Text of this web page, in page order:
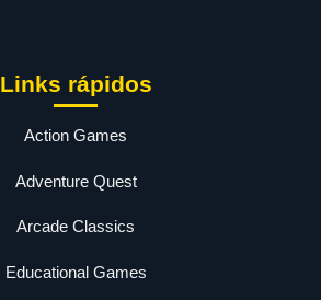
Links rápidos
Action Games
Adventure Quest
Arcade Classics
Educational Games